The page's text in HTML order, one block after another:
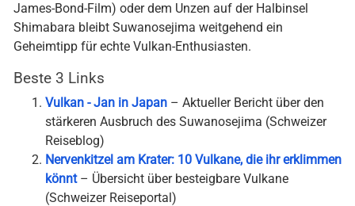
James-Bond-Film) oder dem Unzen auf der Halbinsel
Shimabara bleibt Suwanosejima weitgehend ein
Geheimtipp für echte Vulkan-Enthusiasten.
Beste 3 Links
Vulkan - Jan in Japan – Aktueller Bericht über den
stärkeren Ausbruch des Suwanosejima (Schweizer
Reiseblog)
Nervenkitzel am Krater: 10 Vulkane, die ihr erklimmen
könnt– Übersicht über besteigbare Vulkane
(Schweizer Reiseportal)